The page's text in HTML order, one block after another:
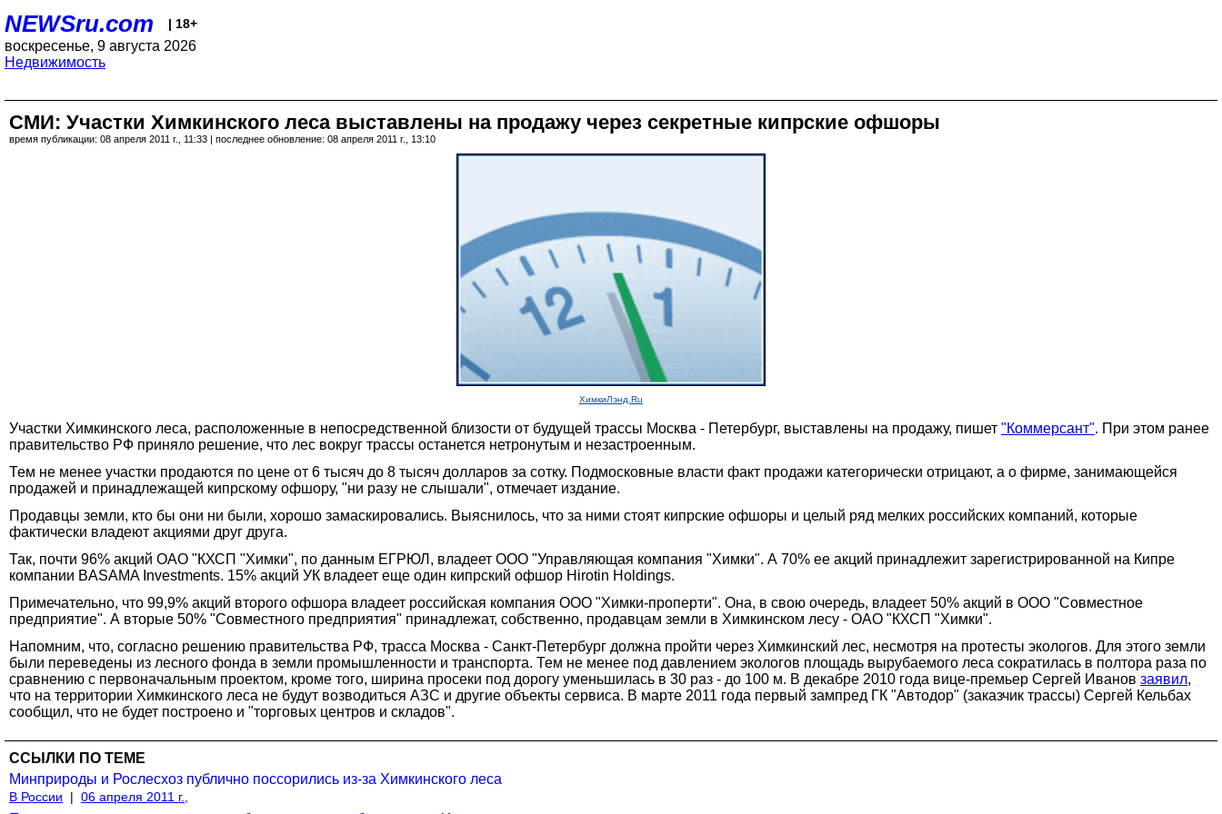
NEWSru.com | 18+
воскресенье, 9 августа 2026
Недвижимость
СМИ: Участки Химкинского леса выставлены на продажу через секретные кипрские офшоры
время публикации: 08 апреля 2011 г., 11:33 | последнее обновление: 08 апреля 2011 г., 13:10
ХимкиЛэнд.Ru
Участки Химкинского леса, расположенные в непосредственной близости от будущей трассы Москва - Петербург, выставлены на продажу, пишет "Коммерсант". При этом ранее
правительство РФ приняло решение, что лес вокруг трассы останется нетронутым и незастроенным.
Тем не менее участки продаются по цене от 6 тысяч до 8 тысяч долларов за сотку. Подмосковные власти факт продажи категорически отрицают, а о фирме, занимающейся
продажей и принадлежащей кипрскому офшору, "ни разу не слышали", отмечает издание.
Продавцы земли, кто бы они ни были, хорошо замаскировались. Выяснилось, что за ними стоят кипрские офшоры и целый ряд мелких российских компаний, которые
фактически владеют акциями друг друга.
Так, почти 96% акций ОАО "КХСП "Химки", по данным ЕГРЮЛ, владеет ООО "Управляющая компания "Химки". А 70% ее акций принадлежит зарегистрированной на Кипре
компании BASAMA Investments. 15% акций УК владеет еще один кипрский офшор Hirotin Holdings.
Примечательно, что 99,9% акций второго офшора владеет российская компания ООО "Химки-проперти". Она, в свою очередь, владеет 50% акций в ООО "Совместное
предприятие". А вторые 50% "Совместного предприятия" принадлежат, собственно, продавцам земли в Химкинском лесу - ОАО "КХСП "Химки".
Напомним, что, согласно решению правительства РФ, трасса Москва - Санкт-Петербург должна пройти через Химкинский лес, несмотря на протесты экологов. Для этого земли
были переведены из лесного фонда в земли промышленности и транспорта. Тем не менее под давлением экологов площадь вырубаемого леса сократилась в полтора раза по
сравнению с первоначальным проектом, кроме того, ширина просеки под дорогу уменьшилась в 30 раз - до 100 м. В декабре 2010 года вице-премьер Сергей Иванов заявил,
что на территории Химкинского леса не будут возводиться АЗС и другие объекты сервиса. В марте 2011 года первый зампред ГК "Автодор" (заказчик трассы) Сергей Кельбах
сообщил, что не будет построено и "торговых центров и складов".
ССЫЛКИ ПО ТЕМЕ
Минприроды и Рослесхоз публично поссорились из-за Химкинского леса
В России | 06 апреля 2011 г.,